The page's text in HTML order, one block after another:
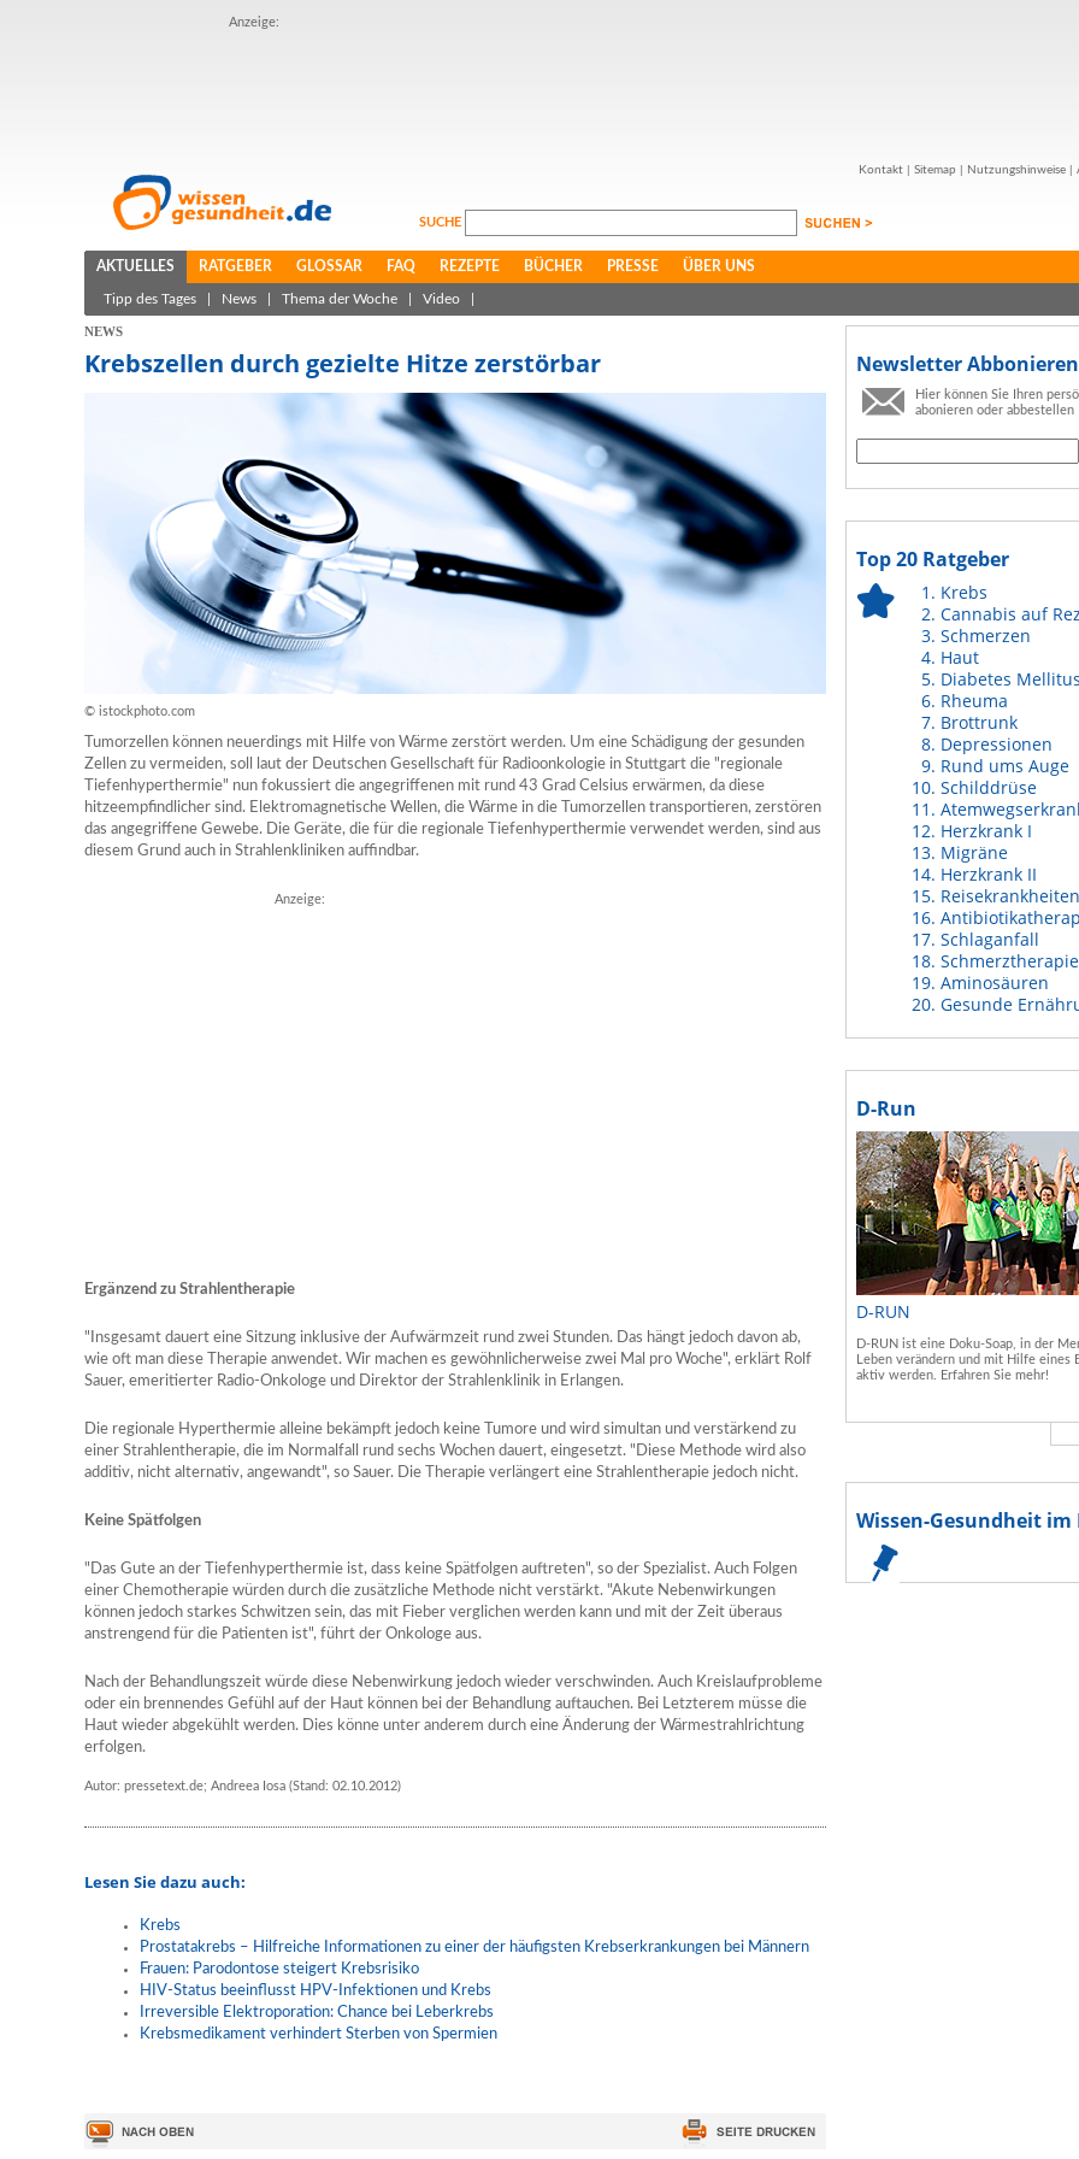
Anzeige:
Kontakt Sitemap Nutzungshinweise
SUCHE
AKTUELLES RATGEBER GLOSSAR FAQ REZEPTE BÜCHER PRESSE ÜBER UNS
Tipp des Tages News Thema der Woche Video
NEWS
Krebszellen durch gezielte Hitze zerstörbar
© istockphoto.com
Tumorzellen können neuerdings mit Hilfe von Wärme zerstört werden. Um eine Schädigung der gesunden
Zellen zu vermeiden, soll laut der Deutschen Gesellschaft für Radioonkologie in Stuttgart die "regionale
Tiefenhyperthermie" nun fokussiert die angegriffenen mit rund 43 Grad Celsius erwärmen, da diese
hitzeempfindlicher sind. Elektromagnetische Wellen, die Wärme in die Tumorzellen transportieren, zerstören
das angegriffene Gewebe. Die Geräte, die für die regionale Tiefenhyperthermie verwendet werden, sind aus
diesem Grund auch in Strahlenkliniken auffindbar.
Anzeige:
Ergänzend zu Strahlentherapie
"Insgesamt dauert eine Sitzung inklusive der Aufwärmzeit rund zwei Stunden. Das hängt jedoch davon ab,
wie oft man diese Therapie anwendet. Wir machen es gewöhnlicherweise zwei Mal pro Woche", erklärt Rolf
Sauer, emeritierter Radio-Onkologe und Direktor der Strahlenklinik in Erlangen.
Die regionale Hyperthermie alleine bekämpft jedoch keine Tumore und wird simultan und verstärkend zu
einer Strahlentherapie, die im Normalfall rund sechs Wochen dauert, eingesetzt. "Diese Methode wird also
additiv, nicht alternativ, angewandt", so Sauer. Die Therapie verlängert eine Strahlentherapie jedoch nicht.
Keine Spätfolgen
"Das Gute an der Tiefenhyperthermie ist, dass keine Spätfolgen auftreten", so der Spezialist. Auch Folgen
einer Chemotherapie würden durch die zusätzliche Methode nicht verstärkt. "Akute Nebenwirkungen
können jedoch starkes Schwitzen sein, das mit Fieber verglichen werden kann und mit der Zeit überaus
anstrengend für die Patienten ist", führt der Onkologe aus.
Nach der Behandlungszeit würde diese Nebenwirkung jedoch wieder verschwinden. Auch Kreislaufprobleme
oder ein brennendes Gefühl auf der Haut können bei der Behandlung auftauchen. Bei Letzterem müsse die
Haut wieder abgekühlt werden. Dies könne unter anderem durch eine Änderung der Wärmestrahlrichtung
erfolgen.
Autor: pressetext.de; Andreea Iosa (Stand: 02.10.2012)
Lesen Sie dazu auch:
Krebs
Prostatakrebs – Hilfreiche Informationen zu einer der häufigsten Krebserkrankungen bei Männern
Frauen: Parodontose steigert Krebsrisiko
HIV-Status beeinflusst HPV-Infektionen und Krebs
Irreversible Elektroporation: Chance bei Leberkrebs
Krebsmedikament verhindert Sterben von Spermien
Newsletter Abbonieren
Hier können Sie Ihren
abonieren oder abbestellen
Top 20 Ratgeber
Krebs
Cannabis auf
Schmerzen
Haut
Diabetes Mellitus
Rheuma
Brottrunk
Depressionen
Rund ums Auge
Schilddrüse
Herzkrank I
Migräne
Herzkrank II
Reisekrankheiten
Schlaganfall
Schmerztherapie
Aminosäuren
Gesunde
D-Run
D-RUN
D-RUN ist eine Doku-Soap, in der
Leben verändern und mit Hilfe eines
aktiv werden. Erfahren Sie mehr!
Wissen-Gesundheit im